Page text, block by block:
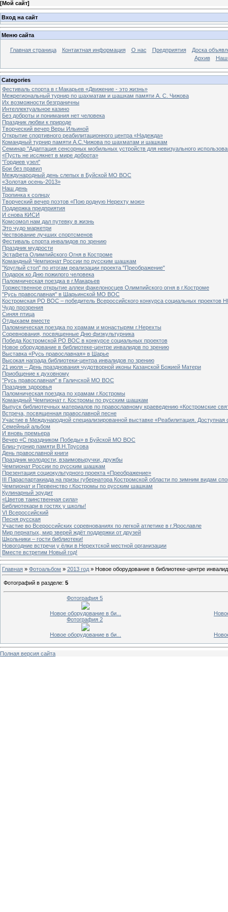
[Мой сайт]
Вход на сайт
Меню сайта
Главная страница Контактная информация О нас Предприятия
Доска
Архив
Categories
Фестиваль спорта в г.Макарьев «Движение - это жизнь»
Межрегиональный турнир по шахматам и шашкам памяти А. С. Чижова
Их возможности безграничны
Интеллектуальное казино
Без доброты и понимания нет человека
Праздник любви к природе
Творческий вечер Веры Ильиной
Открытие спортивного реабилитационного центра «Надежда»
Командный турнир памяти А.С.Чижова по шахматам и шашкам
Семинар "Адаптация сенсорных мобильных устройств для невизуального
«Пусть не иссякнет в мире доброта»
"Гордиев узел"
Бои без правил
Международный день слепых в Буйской МО ВОС
«Золотая осень-2013»
Наш день
Тропинка к солнцу
Творческий вечер поэтов «Пою родную Нерехту мою»
Поддержка предприятия
И снова КИСИ
Комсомол нам дал путевку в жизнь
Это чудо маркетри
Чествование лучших спортсменов
Фестиваль спорта инвалидов по зрению
Праздник мудрости
Эстафета Олимпийского Огня в Костроме
Командный Чемпионат России по русским шашкам
"Круглый стол" по итогам реализации проекта "Преображение"
Подарок ко Дню пожилого человека
Паломническая поездка в г.Макарьев
Торжественное открытие аллеи факелоносцев Олимпийского огня в г.Костроме
"Русь православная" в Шарьинской МО ВОС
Костромская РО ВОС – победитель Всероссийского конкурса социальных проектов
Чудо прозрения
Синяя птица
Отдыхаем вместе
Паломническая поездка по храмам и монастырям г.Нерехты
Соревнования, посвященные Дню физкультурника
Победа Костромской РО ВОС в конкурсе социальных проектов
Новое оборудование в библиотеке-центре инвалидов по зрению
Выставка «Русь православная» в Шарье
Высокая награда библиотеки-центра инвалидов по зрению
21 июля – День празднования чудотворной иконы Казанской Божией Матери
Приобщение к духовному
"Русь православная" в Галичской МО ВОС
Праздник здоровья
Паломническая поездка по храмам г.Костромы
Командный Чемпионат г. Костромы по русским шашкам
Выпуск библиотечных материалов по православному краеведению «Костромские
Встреча, посвященная православной песне
Участие в Международной специализированной выставке «Реабилитация. Доступная
Семейный альбом
И вновь премьера
Вечер «С праздником Победы» в Буйской МО ВОС
Блиц-турнир памяти В.Н.Трусова
День православной книги
Праздник молодости, взаимовыручки, дружбы
Чемпионат России по русским шашкам
Презентация социокультурного проекта «Преображение»
III Параспартакиада на призы губернатора Костромской области по зимним видам
Чемпионат и Первенство г.Костромы по русским шашкам
Кулинарный эрудит
«Цветов таинственная сила»
Библиотекари в гостях у школы!
VI Всероссийский
Песня русская
Участие во Всероссийских соревнованиях по легкой атлетике в г.Ярославле
Мир пернатых, мир зверей ждёт поддержки от друзей
Школьники – гости библиотеки!
Новогодние встречи у ёлки в Нерехтской местной организации
Вместе встретим Новый год!
Главная » Фотоальбом » 2013 год » Новое оборудование в библиотеке-центре
Фотографий в разделе: 5
Фотография 5
Новое оборудование в би...
Фотография 2
Новое оборудование в би...
Полная версия сайта